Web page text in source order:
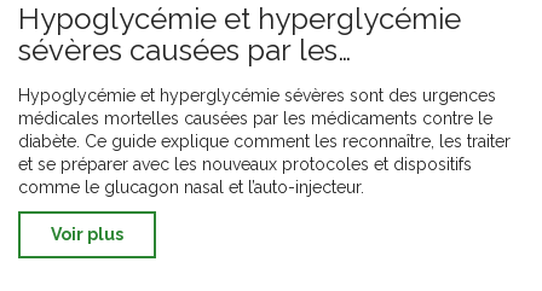
Hypoglycémie et hyperglycémie
sévères causées par les
médicaments contre le diabète :
protocoles d'urgence
Hypoglycémie et hyperglycémie sévères sont des urgences
médicales mortelles causées par les médicaments contre le
diabète. Ce guide explique comment les reconnaître, les traiter
et se préparer avec les nouveaux protocoles et dispositifs
comme le glucagon nasal et l’auto-injecteur.
Voir plus